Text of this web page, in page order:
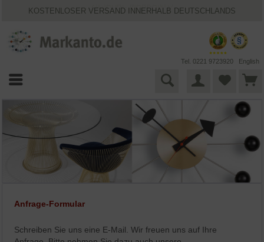
KOSTENLOSER VERSAND INNERHALB DEUTSCHLANDS
BESTPRICE-GARANTIE
Tel. 0221 9723920 English
Anfrage-Formular
Schreiben Sie uns eine E-Mail. Wir freuen uns auf Ihre